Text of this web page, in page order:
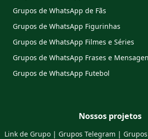
Grupos de WhatsApp de Fãs
Grupos de WhatsApp Figurinhas
Grupos de WhatsApp Filmes e Séries
Grupos de WhatsApp Frases e
Grupos de WhatsApp Futebol
Nossos projetos
Link de Grupo | Grupos Telegram |